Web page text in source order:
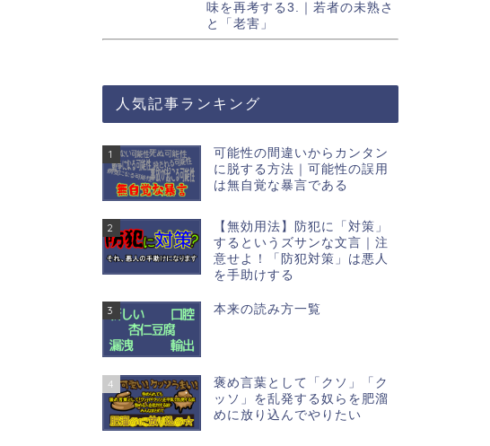
味を再考する3.｜若者の未熟さ
と「老害」
人気記事ランキング
1
可能性の間違いからカンタン
に脱する方法｜可能性の誤用
は無自覚な暴言である
2
【無効用法】防犯に「対策」
するというズサンな文言｜注
意せよ！「防犯対策」は悪人
を手助けする
3 本来の読み方一覧
4
褒め言葉として「クソ」「ク
ッソ」を乱発する奴らを肥溜
めに放り込んでやりたい